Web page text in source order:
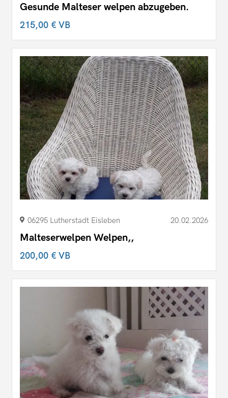
Gesunde Malteser welpen abzugeben.
215,00 €VB
06295 Lutherstadt Eisleben 20.02.2026
Malteserwelpen Welpen,,
200,00 €VB